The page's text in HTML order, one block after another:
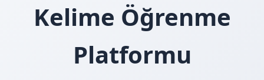
Kelime Öğrenme
Platformu